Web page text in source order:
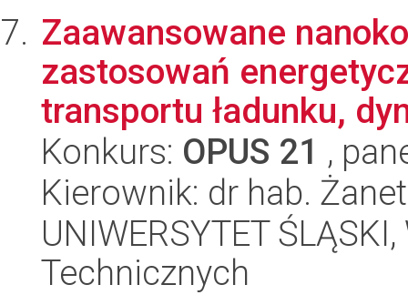
Zaawansowane
zastosowań
transportu ładunku,
Konkurs: OPUS 21 ,
Kierownik: dr hab.
UNIWERSYTET
Technicznych